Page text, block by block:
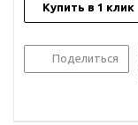
Купить в 1 клик
Поделиться